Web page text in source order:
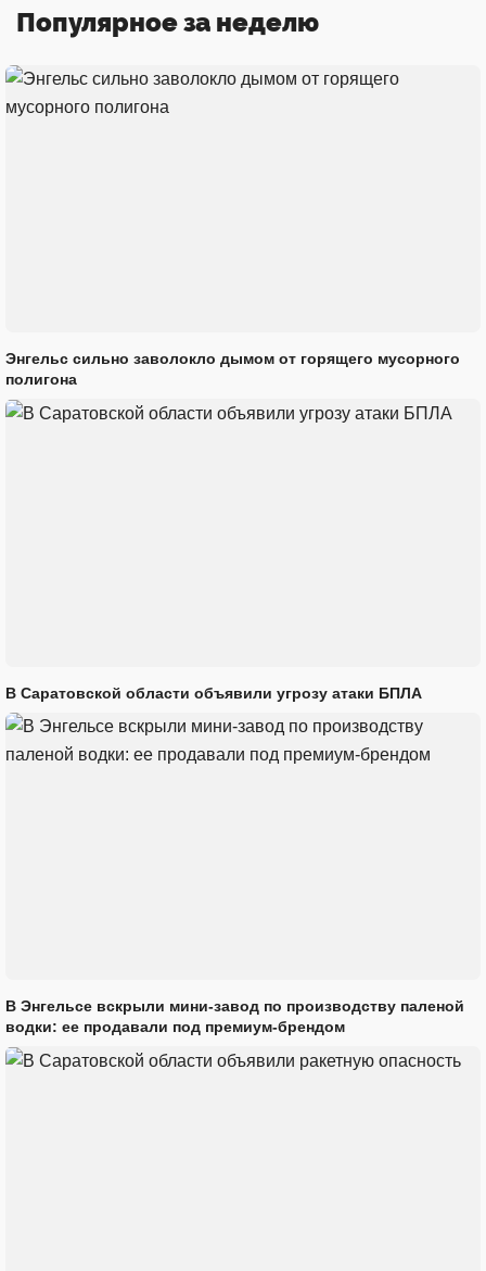
Популярное за неделю
Энгельс сильно заволокло дымом от горящего мусорного
полигона
В Саратовской области объявили угрозу атаки БПЛА
В Энгельсе вскрыли мини-завод по производству паленой
водки: ее продавали под премиум-брендом